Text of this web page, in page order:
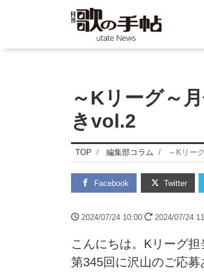
～Kリーグ～
きvol.2
TOP 編集部コラム ～Kリー
Facebook Twitter
2024/07/24 10:00 2024/07/24
こんにちは。Kリーグ担
第345回に沢山のご応